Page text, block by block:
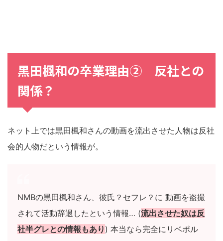
黒田楓和の卒業理由② 反社との
関係？
ネット上では黒田楓和さんの動画を流出させた人物は反社
会的人物だという情報が。
NMBの黒田楓和さん、彼氏？セフレ？に 動画を盗撮
されて活動辞退したという情報… (流出させた奴は反
社半グレとの情報もあり ) 本当なら完全にリベポル